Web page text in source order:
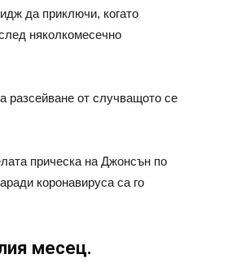
да приключи, когато
няколкомесечно
разсейване от случващото се
прическа на Джонсън по
коронавируса са го
месец.